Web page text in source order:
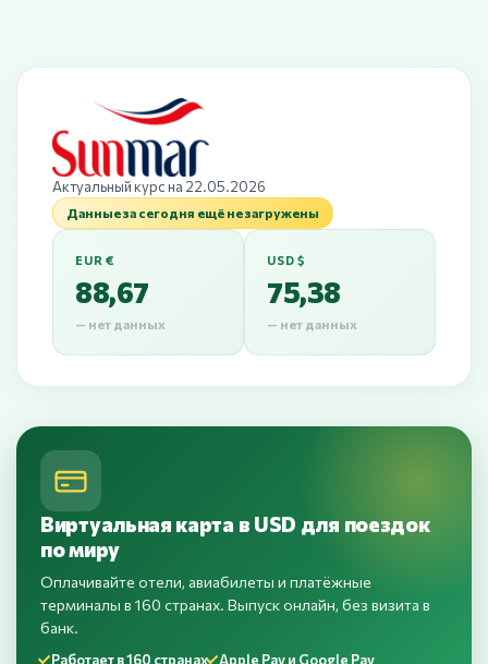
Актуальный курс на 22.05.2026
Данные за сегодня ещё не загружены
EUR €
88,67
— нет данных
USD $
75,38
— нет данных
Виртуальная карта в USD для поездок
по миру
Оплачивайте отели, авиабилеты и платёжные
терминалы в 160 странах. Выпуск онлайн, без визита в
банк.
Работает в 160 странах
Apple Pay и Google Pay